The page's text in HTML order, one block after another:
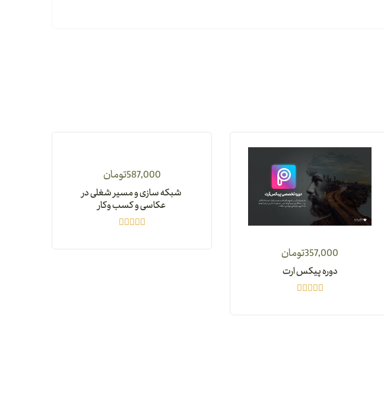
357,000تومان
دوره پیکس ارت
587,000تومان
شبکه سازی و مسیر شغلی در
عکاسی و کسب وکار